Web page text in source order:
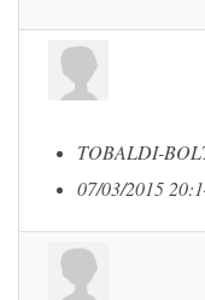
TOBALDI-
07/03/2015